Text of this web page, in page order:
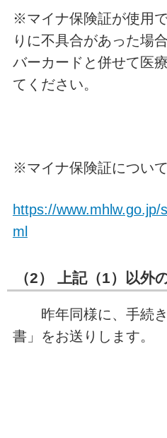
※マイナ保険証が使用
りに不具合があった場
バーカードと併せて医
てください。
※マイナ保険証につい
https://
ml
（2） 上記（1）以外
昨年同様に、手続き
書」をお送りします。